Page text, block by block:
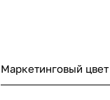
Маркетинговый цвет